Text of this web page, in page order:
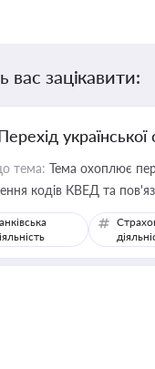
вас зацікавити:
тема: Тема охоплює
кодів КВЕД та